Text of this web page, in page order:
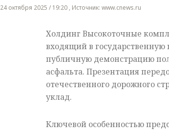
24 октября 2025 / 19:20 , Источник: www.cnews.ru
Холдинг Высокоточные
входящий в государственную
публичную демонстрацию
асфальта. Презентация
отечественного дорожного
уклад.
Ключевой особенностью